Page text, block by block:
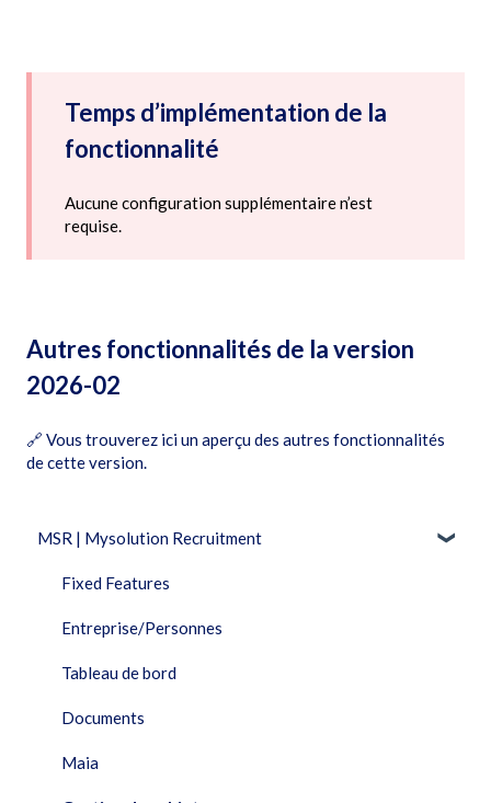
Temps d’implémentation de la
fonctionnalité
Aucune configuration supplémentaire n’est
requise.
Autres fonctionnalités de la version
2026-02
🔗 Vous trouverez ici un aperçu des autres fonctionnalités
de cette version.
MSR | Mysolution Recruitment
Fixed Features
Entreprise/Personnes
Tableau de bord
Documents
Maia